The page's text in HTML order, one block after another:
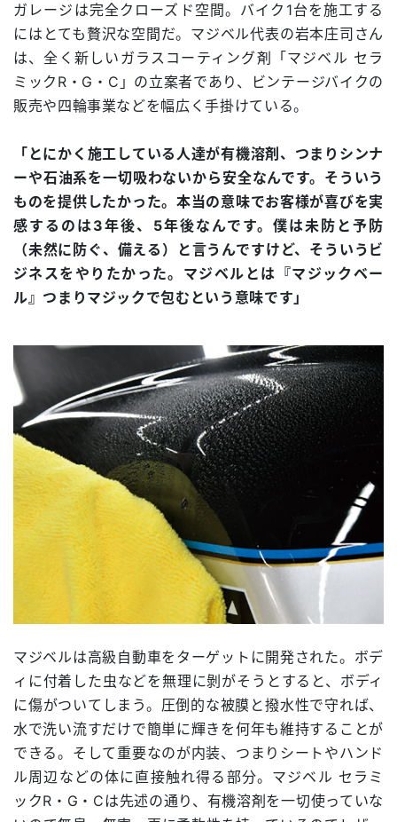
ガレージは完全クローズド空間。バイク1台を施工する
にはとても贅沢な空間だ。マジベル代表の岩本庄司さん
は、全く新しいガラスコーティング剤「マジベル セラ
ミックR・G・C」の立案者であり、ビンテージバイクの
販売や四輪事業などを幅広く手掛けている。
「とにかく施工している人達が有機溶剤、つまりシンナ
ーや石油系を一切吸わないから安全なんです。そういう
ものを提供したかった。本当の意味でお客様が喜びを実
感するのは3年後、5年後なんです。僕は未防と予防
（未然に防ぐ、備える）と言うんですけど、そういうビ
ジネスをやりたかった。マジベルとは『マジックベー
ル』つまりマジックで包むという意味です」
マジベルは高級自動車をターゲットに開発された。ボデ
ィに付着した虫などを無理に剝がそうとすると、ボディ
に傷がついてしまう。圧倒的な被膜と撥水性で守れば、
水で洗い流すだけで簡単に輝きを何年も維持することが
できる。そして重要なのが内装、つまりシートやハンド
ル周辺などの体に直接触れ得る部分。マジベル セラミ
ックR・G・Cは先述の通り、有機溶剤を一切使っていな